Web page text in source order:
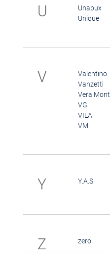
U
Unabux
Unique
V
Valentino
Vanzetti
Vera Mont
VG
VILA
VM
Y Y.A.S
Z zero